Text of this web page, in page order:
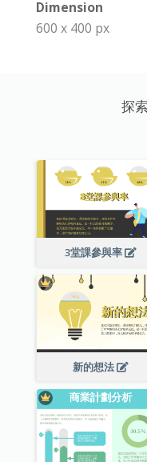
Dimension
600 x 400 px
探
3堂課參與率
新的想法